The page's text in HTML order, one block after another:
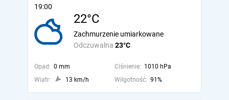
19:00
22°C
Odczuwalna 23°C
Zachmurzenie umiarkowane
Opad: 0 mm Ciśnienie: 1010 hPa
Wiatr:
13 km/h Wilgotność: 91%